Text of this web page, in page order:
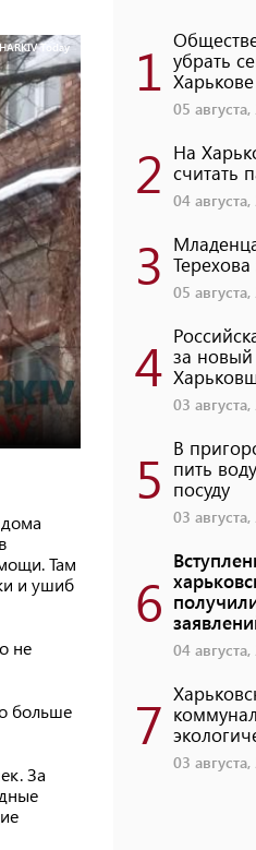
Today
Там
и ушиб
не
больше
За
1 убрать
Харькове
05
2 На
считать
04
3 05
4 за новый
03
5 В
пить
посуду
03
6
04
7
03